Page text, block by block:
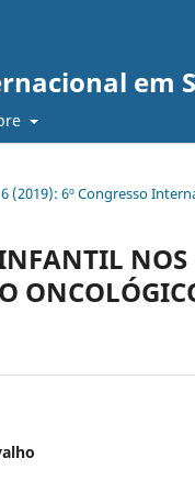
em
(2019): 6º Congresso